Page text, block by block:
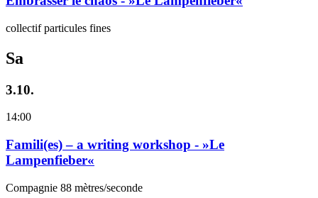
collectif particules fines
Sa
3.10.
14:00
Famili(es) – a writing workshop - »Le
Lampenfieber«
Compagnie 88 mètres/seconde